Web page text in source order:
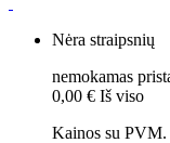
Nėra straipsnių
nemokamas
0,00 € Iš viso
Kainos su PVM.